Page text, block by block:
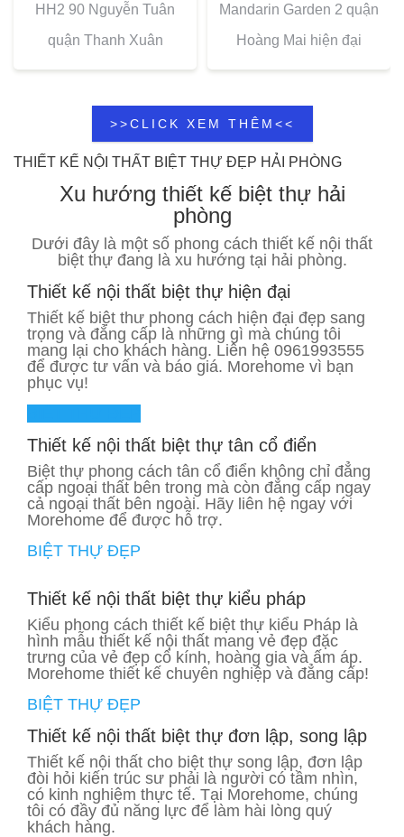
HH2 90 Nguyễn Tuân
quận Thanh Xuân
Mandarin Garden 2 quận
Hoàng Mai hiện đại
>>CLICK XEM THÊM<<
THIẾT KẾ NỘI THẤT BIỆT THỰ ĐẸP HẢI PHÒNG
Xu hướng thiết kế biệt thựhải
phòng
Dưới đây là một số phong cách thiết kế nội thất
biệt thự đang là xu hướng tại hải phòng.
Thiết kế nội thất biệt thự hiện đại
Thiết kế biệt thư phong cách hiện đại đẹp sang
trọng và đẳng cấp là những gì mà chúng tôi
mang lại cho khách hàng. Liên hệ 0961993555
để được tư vấn và báo giá. Morehome vì bạn
phục vụ!
Thiết kế nội thất biệt thự tân cổ điển
Biệt thự phong cách tân cổ điển không chỉ đẳng
cấp ngoại thất bên trong mà còn đẳng cấp ngay
cả ngoại thất bên ngoài. Hãy liên hệ ngay với
Morehome để được hỗ trợ.
BIỆT THỰ ĐẸP
Thiết kế nội thất biệt thự kiểu pháp
Kiểu phong cách thiết kế biệt thự kiểu Pháp là
hình mẫu thiết kế nội thất mang vẻ đẹp đặc
trưng của vẻ đẹp cổ kính, hoàng gia và ấm áp.
Morehome thiết kế chuyên nghiệp và đẳng cấp!
BIỆT THỰ ĐẸP
Thiết kế nội thất biệt thự đơn lập, song lập
Thiết kế nội thất cho biệt thự song lập, đơn lập
đòi hỏi kiến trúc sư phải là người có tầm nhìn,
có kinh nghiệm thực tế. Tại Morehome, chúng
tôi có đầy đủ năng lực để làm hài lòng quý
khách hàng.